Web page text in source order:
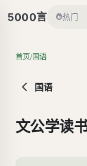
5000言 热门
首页/国语
国语
文公学读